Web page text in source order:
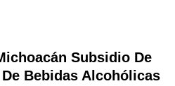
Subsidio De
Bebidas Alcohólicas